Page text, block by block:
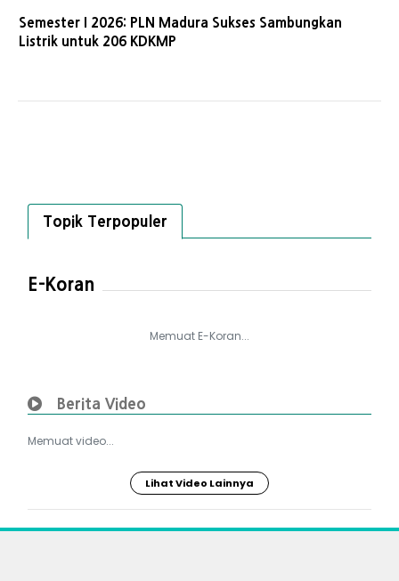
Semester I 2026: PLN Madura Sukses Sambungkan
Listrik untuk 206 KDKMP
Topik Terpopuler
E-Koran
Memuat E-Koran...
Berita Video
Memuat video...
Lihat Video Lainnya